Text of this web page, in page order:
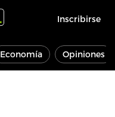
Inscribirse
Economía Opiniones